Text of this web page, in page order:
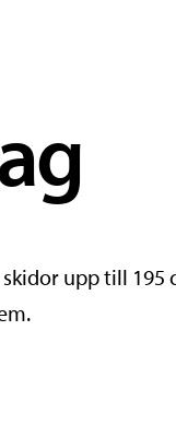
skidor upp till